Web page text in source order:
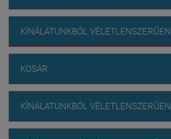
KÍNÁLATUNKBÓL VÉLETLENSZERŰEN
KOSÁR
KÍNÁLATUNKBÓL VÉLETLENSZERŰEN